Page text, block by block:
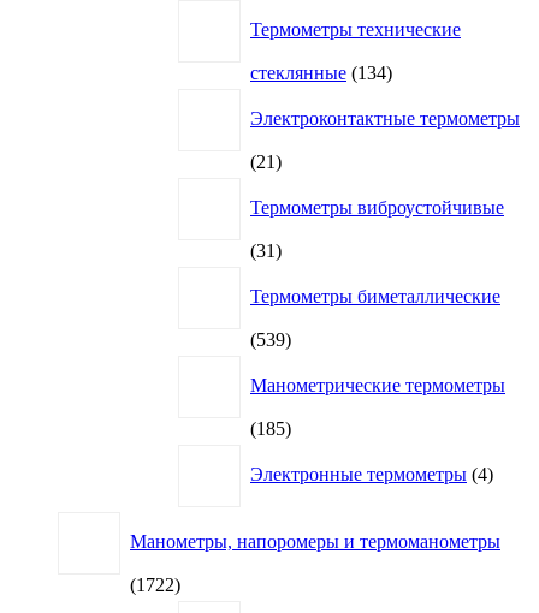
Термометры технические
стеклянные 134134
Электроконтактные термометры
2121
Термометры виброустойчивые
3131
Термометры биметаллические
539539
Манометрические термометры
185185
Электронные термометры 4товара
Манометры, напоромеры и термоманометры
17221722